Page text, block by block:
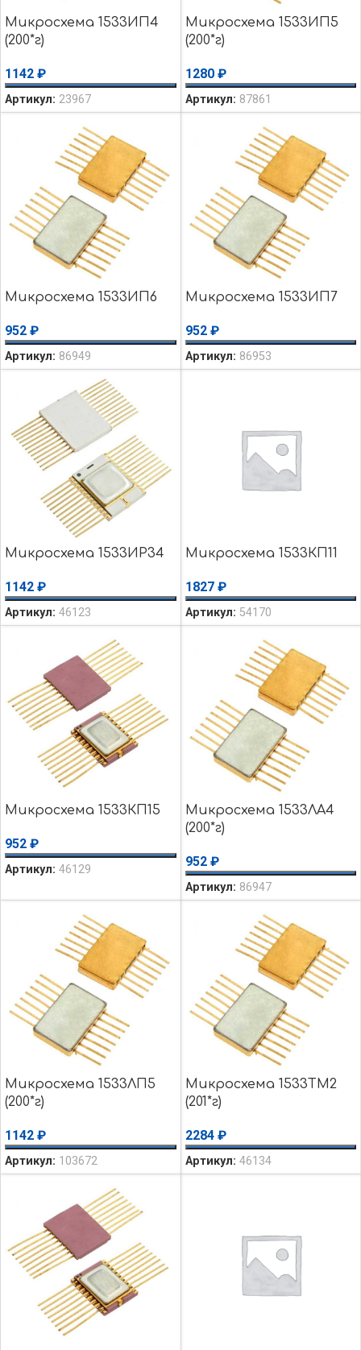
Микросхема 1533ИП4
(200*г)
1142 ₽
Артикул: 23967
Микросхема 1533ИП5
(200*г)
1280 ₽
Артикул: 87861
Микросхема 1533ИП6
952 ₽
Артикул: 86949
Микросхема 1533ИП7
952 ₽
Артикул: 86953
Микросхема 1533ИР34
1142 ₽
Артикул: 46123
Микросхема 1533КП11
1827 ₽
Артикул: 54170
Микросхема 1533КП15
952 ₽
Артикул: 46129
Микросхема 1533ЛА4
(200*г)
952 ₽
Артикул: 86947
Микросхема 1533ЛП5
(200*г)
1142 ₽
Артикул: 103672
Микросхема 1533ТМ2
(201*г)
2284 ₽
Артикул: 46134